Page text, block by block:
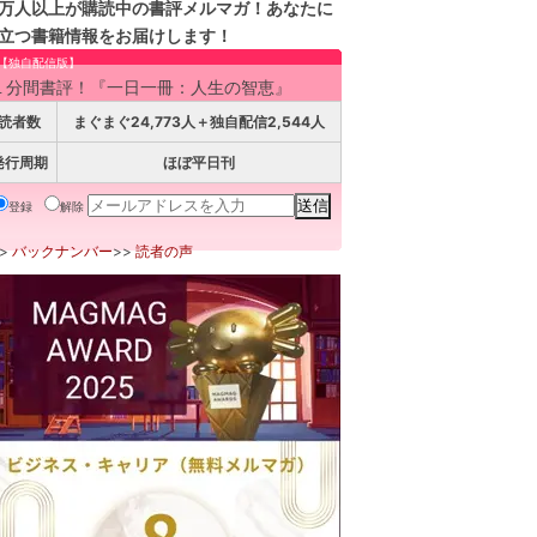
人以上が購読中の書評メルマガ！あなたに
つ書籍情報をお届けします！
独自配信版】
分間書評！『一日一冊：人生の智恵』
者数 まぐまぐ24,773人＋独自配信2,544人
行周期 ほぼ平日刊
登録 解除
バックナンバー>>読者の声